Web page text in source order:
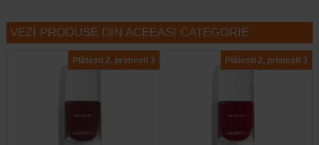
VEZI PRODUSE DIN ACEEASI CATEGORIE
Plătești 2, primești 3 Plătești 2, primești 3